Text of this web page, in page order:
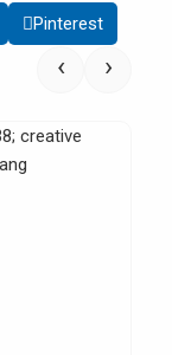
Pinterest
‹ ›